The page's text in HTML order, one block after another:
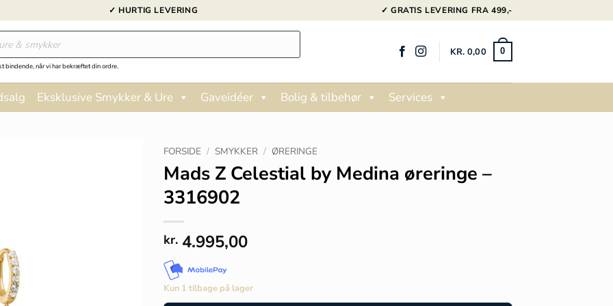
✓ HURTIG LEVERING ✓ GRATIS LEVERING FRA 499,-
bindende, når vi har bekræftet din ordre.
KR. 0,00 0
Eksklusive Smykker & Ure Gaveidéer Bolig & tilbehør Services
FORSIDE / SMYKKER / ØRERINGE
Mads Z Celestial by Medina øreringe –
3316902
kr. 4.995,00
Kun 1 tilbage på lager